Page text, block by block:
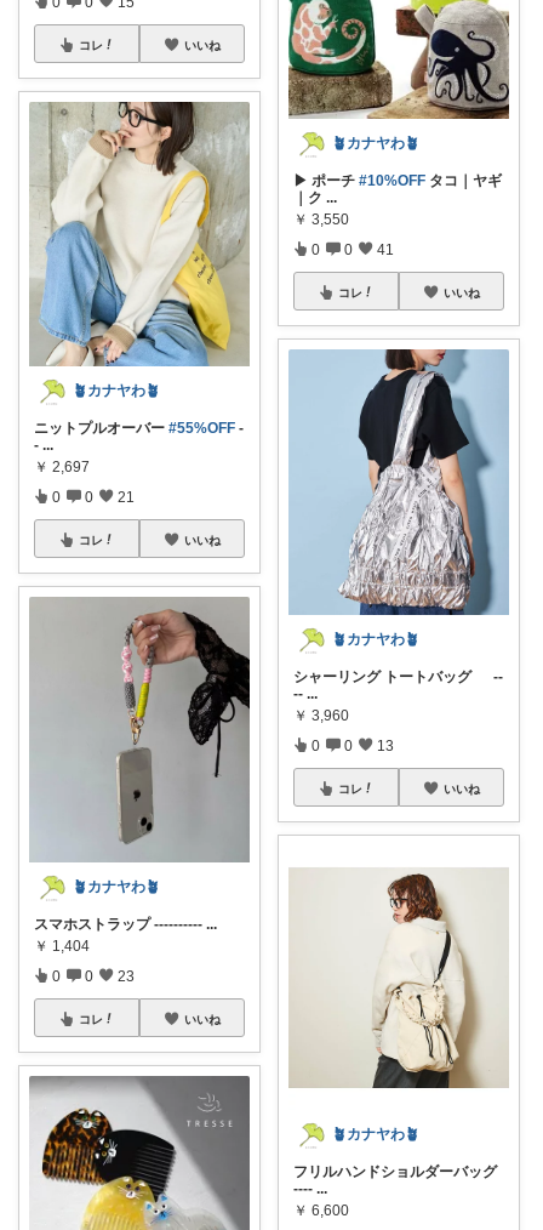
コレ いいね
🪴カナヤわ🪴
ニットプルオーバー #55%OFF -
- ...
￥ 2,697
0 0 21
コレ いいね
🪴カナヤわ🪴
スマホストラップ ---------- ...
￥ 1,404
0 0 23
コレ いいね
🪴カナヤわ🪴
▶ ポーチ #10%OFF タコ｜ヤギ
｜ク ...
￥ 3,550
0 0 41
コレ いいね
🪴カナヤわ🪴
シャーリング トートバッグ --
-- ...
￥ 3,960
0 0 13
コレ いいね
🪴カナヤわ🪴
フリルハンドショルダーバッグ
---- ...
￥ 6,600